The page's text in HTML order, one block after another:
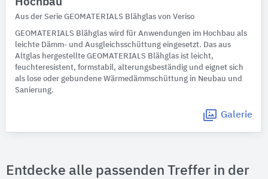
Aus der Serie GEOMATERIALS Blähglas von Veriso
GEOMATERIALS Blähglas wird für Anwendungen im Hochbau als
leichte Dämm- und Ausgleichsschüttung eingesetzt. Das aus
Altglas hergestellte GEOMATERIALS Blähglas ist leicht,
feuchteresistent, formstabil, alterungsbeständig und eignet sich
als lose oder gebundene Wärmedämmschüttung in Neubau und
Sanierung.
Galerie
Entdecke alle passenden Treffer in der